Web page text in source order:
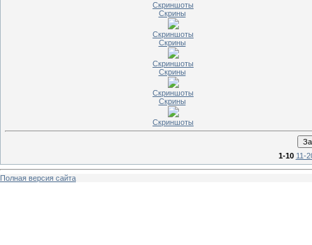
Скриншоты
Скрины
Скриншоты
Скрины
Скриншоты
Скрины
Скриншоты
Скрины
Скриншоты
1-10 11-
Полная версия сайта